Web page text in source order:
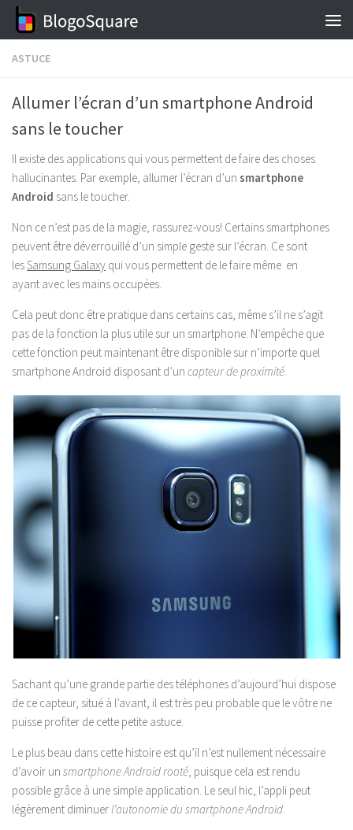
Skip to content
ASTUCE
Allumer l’écran d’un smartphone Android
sans le toucher
Il existe des applications qui vous permettent de faire des choses
hallucinantes. Par exemple, allumer l’écran d’un smartphone
Android sans le toucher.
Non ce n’est pas de la magie, rassurez-vous! Certains smartphones
peuvent être déverrouillé d’un simple geste sur l’écran. Ce sont
lesSamsung Galaxy qui vous permettent de le faire même en
ayant avec les mains occupées.
Cela peut donc être pratique dans certains cas, même s’il ne s’agit
pas de la fonction la plus utile sur un smartphone. N’empêche que
cette fonction peut maintenant être disponible sur n’importe quel
smartphone Android disposant d’un capteur de proximité.
Sachant qu’une grande partie des téléphones d’aujourd’hui dispose
de ce capteur, situé à l’avant, il est très peu probable que le vôtre ne
puisse profiter de cette petite astuce.
Le plus beau dans cette histoire est qu’il n’est nullement nécessaire
d’avoir un smartphone Android rooté, puisque cela est rendu
possible grâce à une simple application. Le seul hic, l’appli peut
légèrement diminuerl’autonomie du smartphone Android.